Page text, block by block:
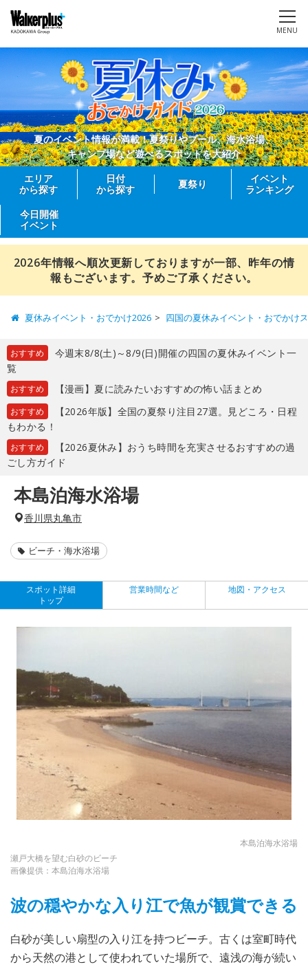
MENU
夏のイベント情報が満載！夏祭りやプール、海水浴場、
キャンプ場など遊べるスポットを大紹介
エリア
から探す
日付
から探す
夏祭り
イベント
ランキング
今日開催
イベント
2026年情報へ順次更新しておりますが一部、昨年の情
報もございます。予めご了承ください。
夏休みイベント・おでかけ2026 四国の夏休みイベント・おでかけ
おすすめ
今週末8/8(土)～8/9(日)開催の四国の夏休みイベント一
覧
おすすめ 【漫画】夏に読みたいおすすめの怖い話まとめ
おすすめ
【2026年版】全国の夏祭り注目27選。見どころ・日程
もわかる！
おすすめ
【2026夏休み】おうち時間を充実させるおすすめの過
ごし方ガイド
本島泊海水浴場
香川県丸亀市
ビーチ・海水浴場
スポット詳細
トップ
営業時間など 地図・アクセス
本島泊海水浴場
瀬戸大橋を望む白砂のビーチ
画像提供：本島泊海水浴場
波の穏やかな入り江で魚が観賞できる
白砂が美しい扇型の入り江を持つビーチ。古くは室町時代
から天然の港として使われていた場所で、遠浅の海が続い